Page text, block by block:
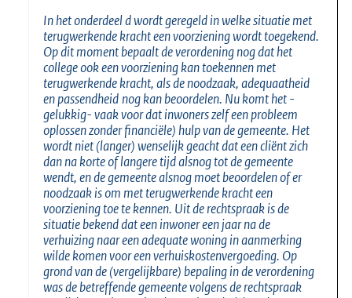
In het onderdeel d wordt geregeld in welke situatie met
terugwerkende kracht een voorziening wordt toegekend.
Op dit moment bepaalt de verordening nog dat het
college ook een voorziening kan toekennen met
terugwerkende kracht, als de noodzaak, adequaatheid
enpassendheid nog kan beoordelen. Nu komt het -
gelukkig- vaak voor dat inwoners zelf een probleem
oplossen zonder financiële) hulp van de gemeente. Het
wordt niet (langer) wenselijk geacht dat een cliënt zich
dan na korte of langere tijd alsnog tot de gemeente
wendt, en de gemeente alsnog moet beoordelen of er
noodzaak is om met terugwerkende kracht een
voorziening toe te kennen. Uit de rechtspraak is de
situatie bekend dat een inwoner een jaar na de
verhuizing naar een adequate woning in aanmerking
wilde komen voor een verhuiskostenvergoeding. Op
grond van de (vergelijkbare) bepaling in de verordening
was de betreffende gemeente volgens de rechtspraak